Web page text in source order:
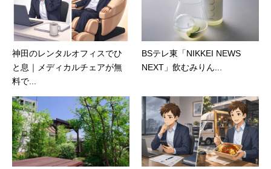
神田のレンタルオフィスでひ
と息｜メディカルチェアが無
料で...
BSテレ東「NIKKEI NEWS
NEXT」飲むみりん...